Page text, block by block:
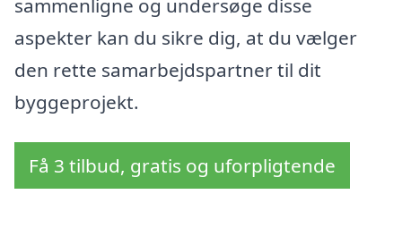
sammenligne og undersøge disse
aspekter kan du sikre dig, at du vælger
den rette samarbejdspartner til dit
byggeprojekt.
Få 3 tilbud, gratis og uforpligtende